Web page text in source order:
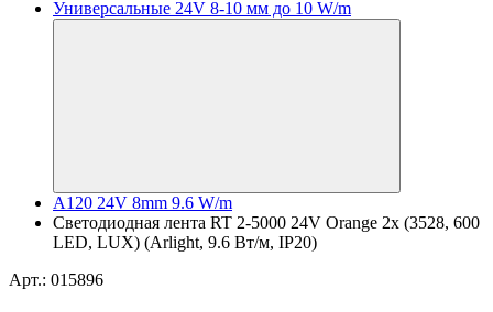
Универсальные 24V 8-10 мм до 10 W/m
A120 24V 8mm 9.6 W/m
Светодиодная лента RT 2-5000 24V Orange 2x (3528, 600
LED, LUX) (Arlight, 9.6 Вт/м, IP20)
Арт.: 015896